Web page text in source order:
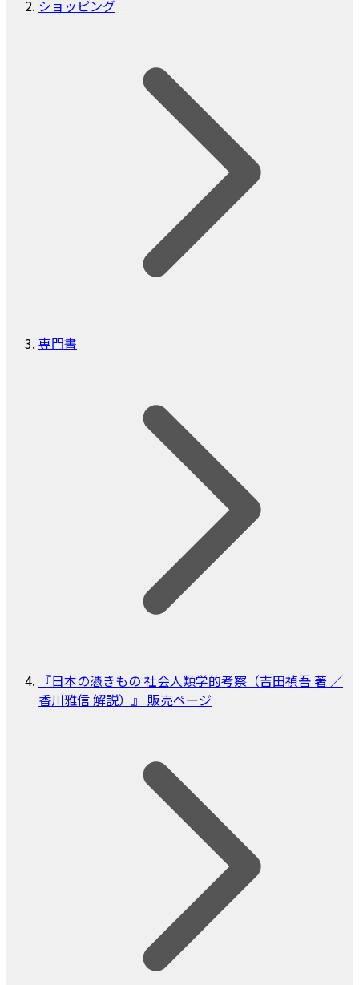
ショッピング
専門書
『日本の憑きもの 社会人類学的考察（吉田禎吾 著 ／
香川雅信 解説）』 販売ページ